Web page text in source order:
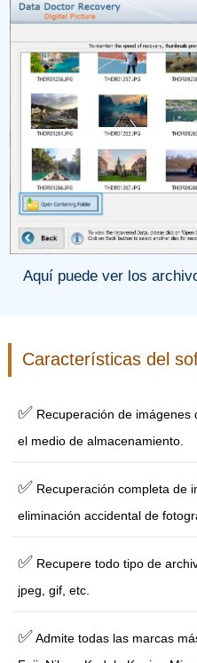
Aquí puede ver los
Características del
✅ Recuperación de
el medio de almacenamiento.
✅ Recuperación completa de
eliminación accidental de
✅ Recupere todo tipo de
jpeg, gif, etc.
✅Admite todas las marcas